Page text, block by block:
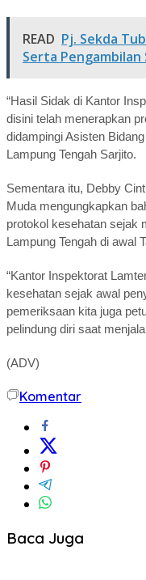
READ Pj. Sekda
Serta Pengambilan
“Hasil Sidak di Kantor
disini telah menerapkan
didampingi Asisten
Lampung Tengah Sarjito.
Sementara itu, Debby
Muda mengungkapkan
protokol kesehatan sejak
Lampung Tengah di awal
“Kantor Inspektorat
kesehatan sejak awal
pemeriksaan kita juga
pelindung diri saat
(ADV)
Komentar
Baca Juga